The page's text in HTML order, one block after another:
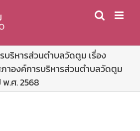
บริหารส่วนตำบลวัดตูม เรื่อง
าองค์การบริหารส่วนตำบลวัดตูม
.ศ. 2568